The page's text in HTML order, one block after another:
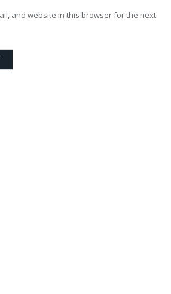
and website in this browser for the next